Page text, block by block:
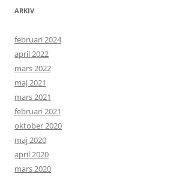
ARKIV
februari 2024
april 2022
mars 2022
maj 2021
mars 2021
februari 2021
oktober 2020
maj 2020
april 2020
mars 2020